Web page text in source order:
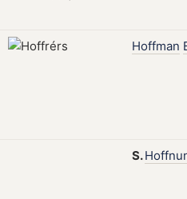
Hoffman
S.